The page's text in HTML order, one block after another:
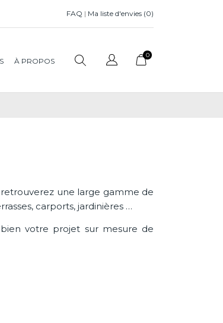
FAQ | Ma liste d'envies (0)
À PROPOS
0
une large gamme de
carports, jardinières …
votre projet sur mesure de